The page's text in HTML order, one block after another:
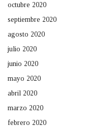
octubre 2020
septiembre 2020
agosto 2020
julio 2020
junio 2020
mayo 2020
abril 2020
marzo 2020
febrero 2020